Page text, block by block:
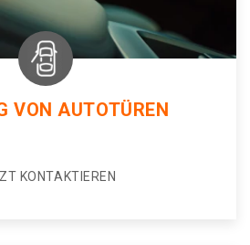
VON AUTOTÜREN
KONTAKTIEREN